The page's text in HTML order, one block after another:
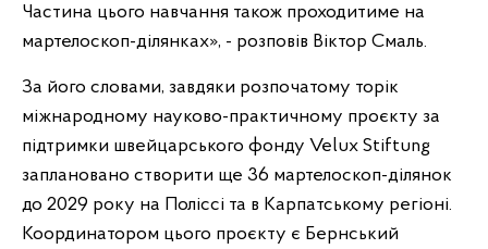
Частина цього навчання також проходитиме на
мартелоскоп-ділянках», - розповів Віктор Смаль.
За його словами, завдяки розпочатому торік
міжнародному науково-практичному проєкту за
підтримки швейцарського фонду Velux Stiftung
заплановано створити ще 36 мартелоскоп-ділянок
до 2029 року на Поліссі та в Карпатському регіоні.
Координатором цього проєкту є Бернський